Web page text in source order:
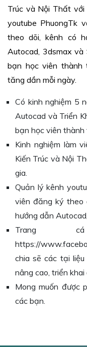
Trúc và Nội Thất với
youtube PhuongTk
theo dõi, kênh có
Autocad, 3dsmax
bạn học viên thành
tăng dần mỗi ngày.
Có kinh nghiệm 5
Autocad và Triển
bạn học viên thành
Kinh nghiệm làm
Kiến Trúc và Nội
gia.
Quản lý kênh
viên đăng ký theo
hướng dẫn
Trang
https://
chia sẽ các tại
nâng cao, triển khai
Mong muốn được
các bạn.